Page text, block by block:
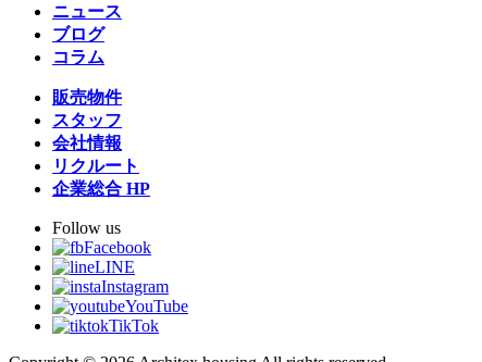
ニュース
ブログ
コラム
販売物件
スタッフ
会社情報
リクルート
企業総合 HP
Follow us
Facebook
LINE
Instagram
YouTube
TikTok